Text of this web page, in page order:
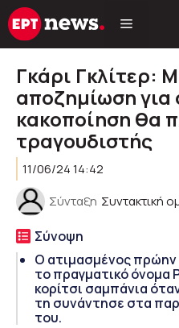
Μετάβαση
σε
Γκάρι Γκλίτερ:
αποζημίωση για
κακοποίηση θα
τραγουδιστής
11/06/24 14:42
Σύνταξη Συντακτική
Σύνοψη
Ο ατιμασμένος πρώην
το πραγματικό όνομα
κορίτσι σαμπάνια
τη συνάντησε στα
του.